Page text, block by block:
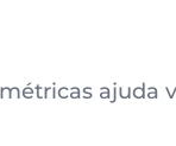
ajuda